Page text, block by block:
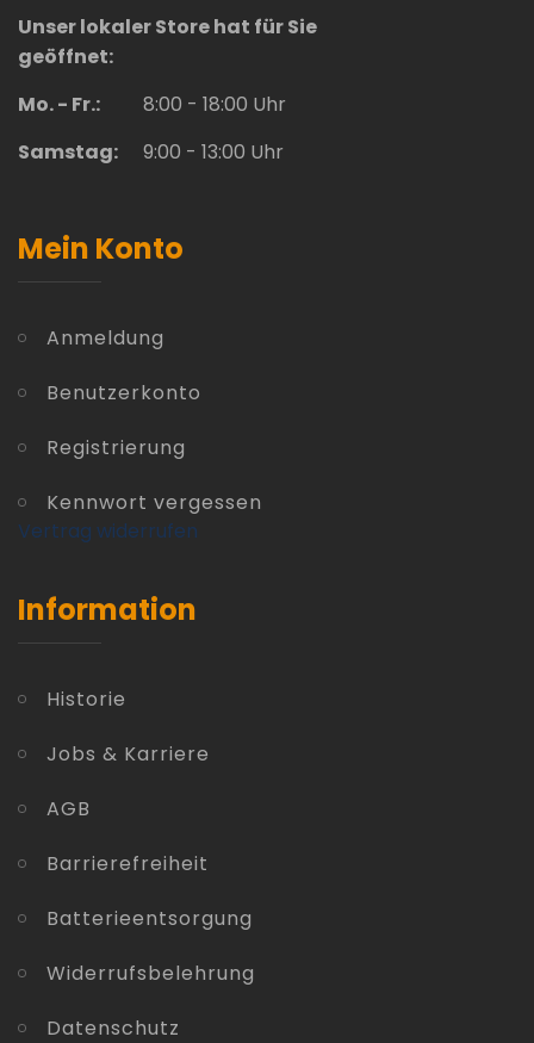
Unser lokaler Store hat für Sie
geöffnet:
Mo. - Fr.:
8:00 - 18:00 Uhr
Samstag:
9:00 - 13:00 Uhr
Mein Konto
Anmeldung
Benutzerkonto
Registrierung
Kennwort vergessen
Vertrag widerrufen
Information
Historie
Jobs & Karriere
AGB
Barrierefreiheit
Batterieentsorgung
Widerrufsbelehrung
Datenschutz